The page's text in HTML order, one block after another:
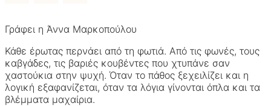
Γράφει η Άννα Μαρκοπούλου
Κάθε έρωτας περνάει από τη φωτιά. Από τις φωνές, τους
καβγάδες, τις βαριές κουβέντες που χτυπάνε σαν
χαστούκια στην ψυχή. Όταν το πάθος ξεχειλίζει και η
λογική εξαφανίζεται, όταν τα λόγια γίνονται όπλα και τα
βλέμματα μαχαίρια.